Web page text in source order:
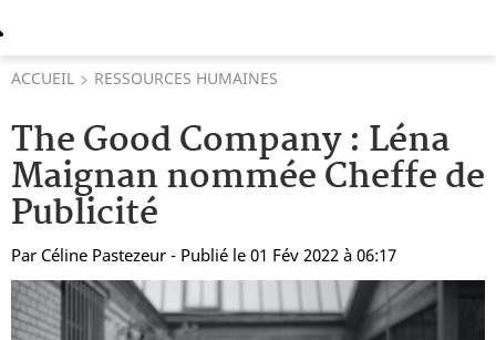
ACCUEIL RESSOURCES HUMAINES
The Good Company : Léna
Maignan nommée Cheffe de
Publicité
Par Céline Pastezeur - Publié le 01 Fév 2022 à 06:17